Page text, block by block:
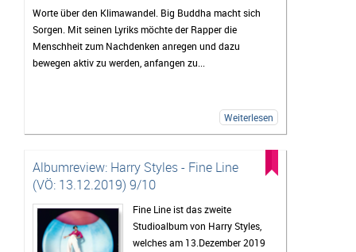
Worte über den Klimawandel. Big Buddha macht sich
Sorgen. Mit seinen Lyriks möchte der Rapper die
Menschheit zum Nachdenken anregen und dazu
bewegen aktiv zu werden, anfangen zu...
Weiterlesen
Albumreview: Harry Styles - Fine Line
(VÖ: 13.12.2019) 9/10
Fine Line ist das zweite
Studioalbum von Harry Styles,
welches am 13.Dezember 2019